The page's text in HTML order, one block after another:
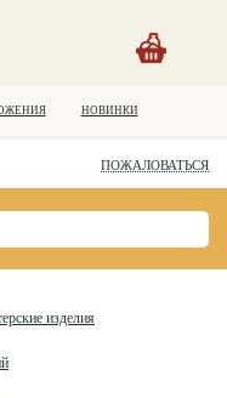
НОВИНКИ
ПОЖАЛОВАТЬСЯ
изделия